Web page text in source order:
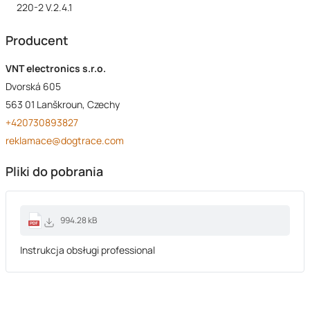
220-2 V.2.4.1
Producent
VNT electronics s.r.o.
Dvorská 605
563 01 Lanškroun, Czechy
+420730893827
reklamace@dogtrace.com
Pliki do pobrania
994.28 kB
Instrukcja obsługi professional